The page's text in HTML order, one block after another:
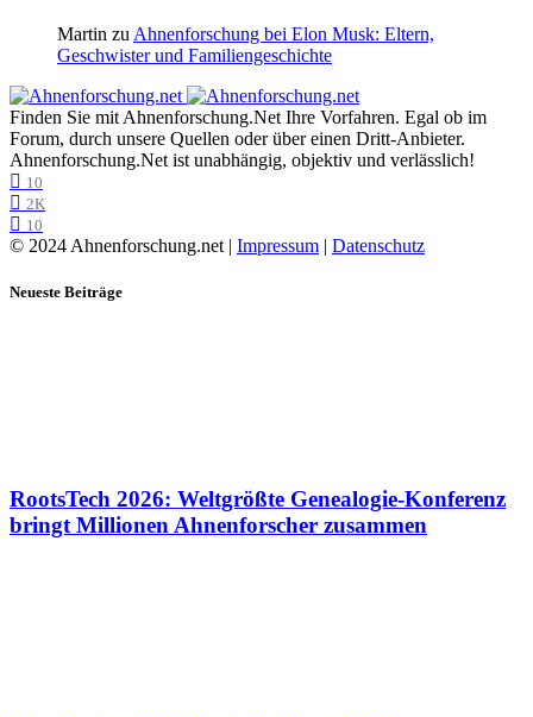
Martin zu Ahnenforschung bei Elon Musk: Eltern,
Geschwister und Familiengeschichte
Finden Sie mit Ahnenforschung.Net Ihre Vorfahren. Egal ob im
Forum, durch unsere Quellen oder über einen Dritt-Anbieter.
Ahnenforschung.Net ist unabhängig, objektiv und verlässlich!
10
2K
10
© 2024 Ahnenforschung.net | Impressum | Datenschutz
Neueste Beiträge
RootsTech 2026: Weltgrößte Genealogie-Konferenz
bringt Millionen Ahnenforscher zusammen